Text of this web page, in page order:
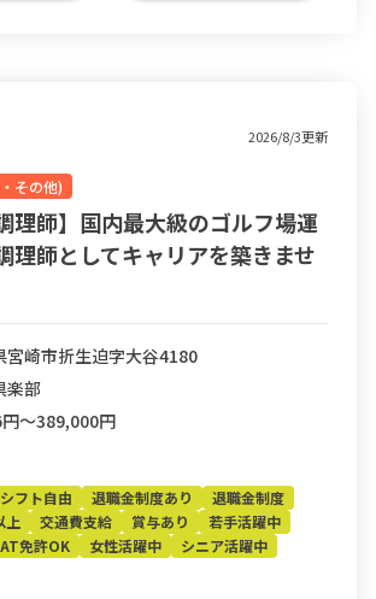
2026/8/3更新
その他)
理師】国内最大級のゴルフ場運
理師としてキャリアを築きませ
宮崎市折生迫字大谷4180
楽部
〜389,000円
シフト自由 退職金制度あり
退職金制度
上
交通費支給 賞与あり
若手活躍中
AT免許OK 女性活躍中
シニア活躍中